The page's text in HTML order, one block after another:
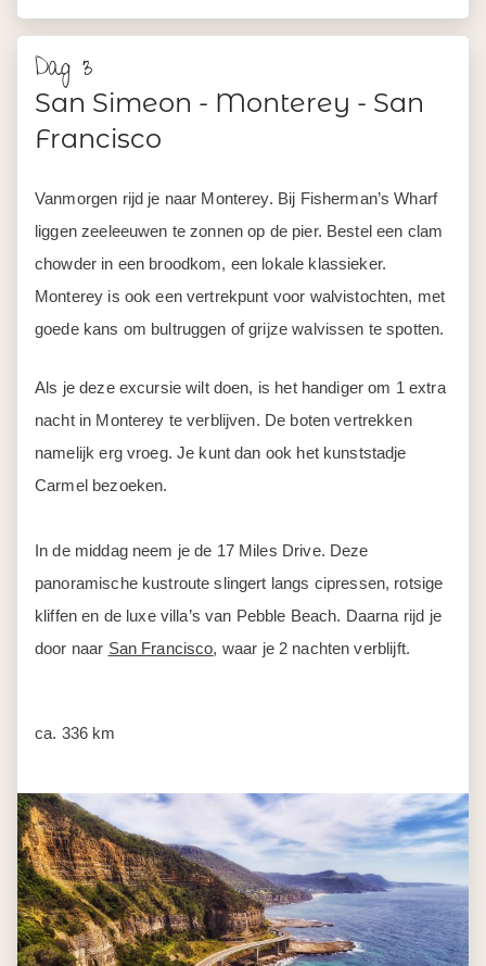
Vanmorgen rijd je naar Monterey. Bij Fisherman’s Wharf
liggen zeeleeuwen te zonnen op de pier. Bestel een clam
chowder in een broodkom, een lokale klassieker.
Monterey is ook een vertrekpunt voor walvistochten, met
Als je deze excursie wilt doen, is het handiger om 1 extra
nacht in Monterey te verblijven. De boten vertrekken
namelijk erg vroeg. Je kunt dan ook het kunststadje
Carmel bezoeken.
ca. 336 km